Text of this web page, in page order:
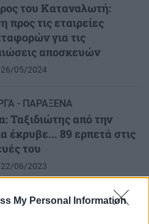
My Personal Information
του Καταναλωτή:
προς τις εταιρείες
για τις
αποσκευών
26/05/2024
- ΠΑΡΑΞΕΝΑ
Ταξιδιώτης από την
έκρυβε... 89 ερπετά στις
του
22/06/2023
- ΠΑΡΑΞΕΝΑ